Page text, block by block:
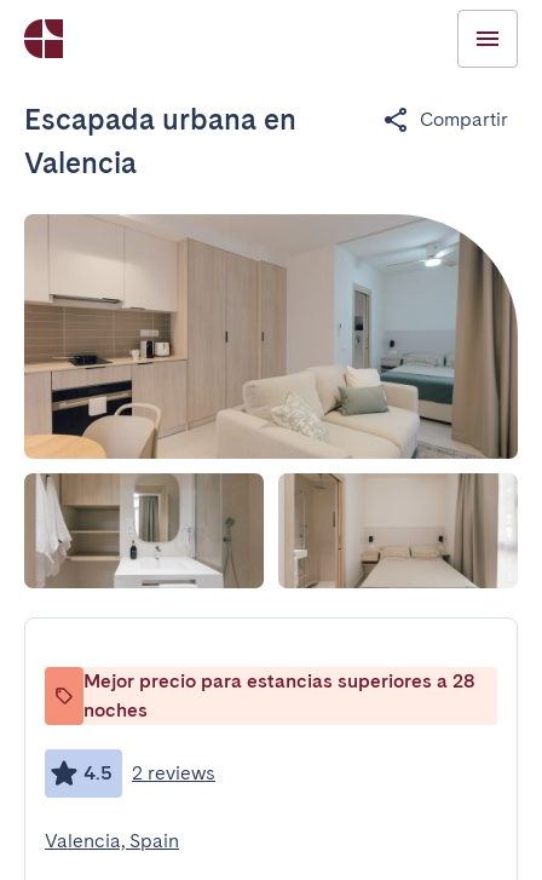
Escapada urbana en
Valencia
Compartir
Mejor precio para estancias superiores a 28
noches
4.5 2 reviews
Valencia, Spain